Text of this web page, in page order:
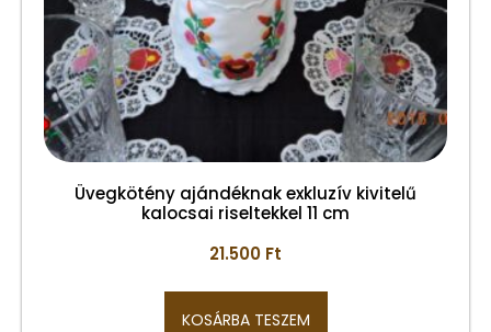
Üvegkötény ajándéknak exkluzív kivitelű
kalocsai riseltekkel 11 cm
21.500 Ft
KOSÁRBA TESZEM